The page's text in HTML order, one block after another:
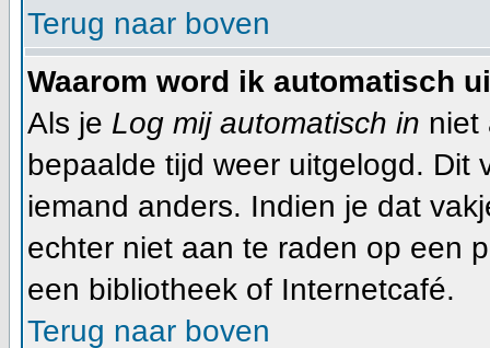
Terug naar boven
Waarom word ik automatisch
Als je Log mij automatisch in niet
bepaalde tijd weer uitgelogd. Dit
iemand anders. Indien je dat
echter niet aan te raden op een
een bibliotheek of Internetcafé.
Terug naar boven